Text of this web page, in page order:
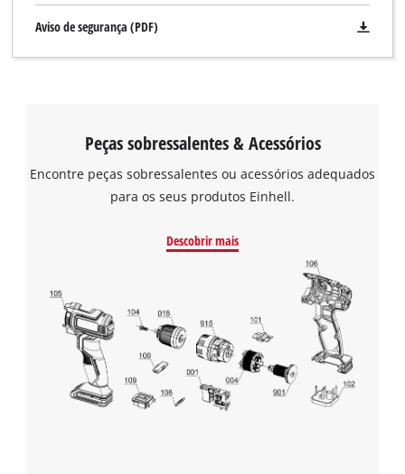
Precisamos do seu consentimento para
carregar o serviço Google Maps!
This content is not permitted to load due
to trackers that are not disclosed to the
visitor. The website owner needs to setup
the site with their CMP to add this content
to the list of technologies used.
Aviso de segurança (PDF)
Peças sobressalentes & Acessórios
Encontre peças sobressalentes ou acessórios adequados
para os seus produtos Einhell.
Descobrir mais